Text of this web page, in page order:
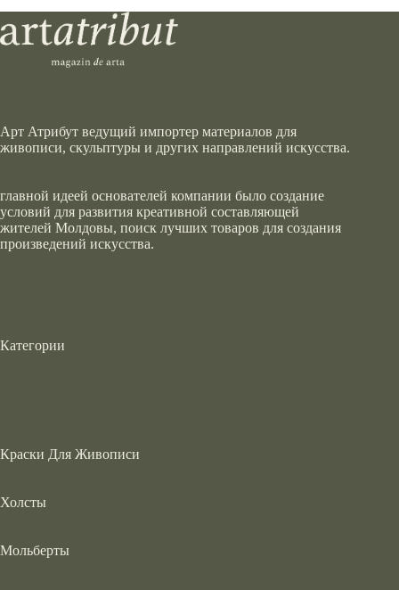
Арт Атрибут ведущий импортер материалов для
живописи, скульптуры и других направлений искусства.
главной идеей основателей компании было создание
условий для развития креативной составляющей
жителей Молдовы, поиск лучших товаров для создания
произведений искусства.
Категории
Краски Для Живописи
Холсты
Мольберты